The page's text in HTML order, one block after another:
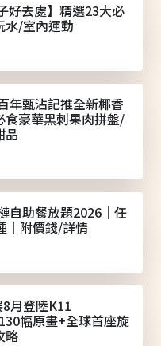
好去處】精選23大必
水/室內運動
年甄沾記推全新椰香
食豪華黑刺果肉拼盤/
品
自助餐放題2026｜任
｜附價錢/詳情
月登陸K11
幅原畫+全球首座旋
略